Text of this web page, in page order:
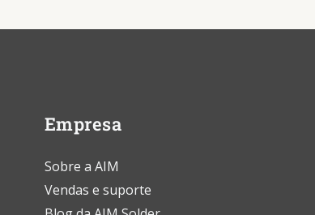
Empresa
Sobre a AIM
Vendas e suporte